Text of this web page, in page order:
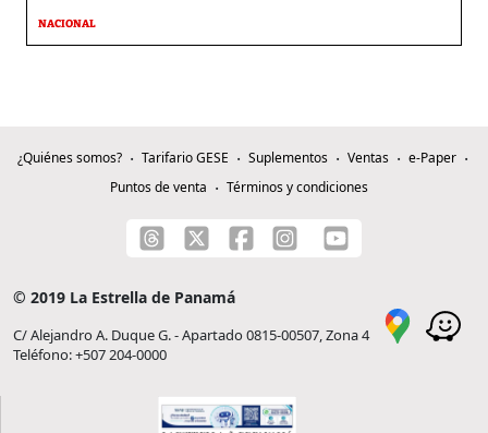
NACIONAL
¿Quiénes somos? Tarifario GESE Suplementos Ventas
e-Paper
Puntos de venta
Términos y condiciones
© 2019 La Estrella de Panamá
C/ Alejandro A. Duque G. - Apartado 0815-00507, Zona 4
Teléfono: +507 204-0000